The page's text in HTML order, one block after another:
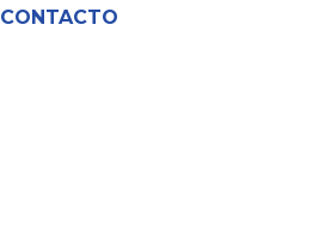
CONTACTO